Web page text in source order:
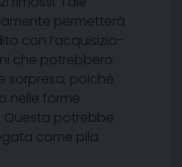
permetterà
con l’acquisizio-
che potrebbero
sorpresa, poiché
nelle forme
Questa potrebbe
come pila